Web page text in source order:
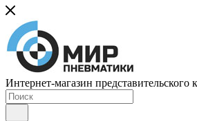
Интернет-магазин представительского